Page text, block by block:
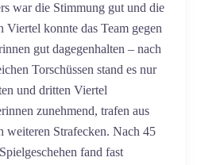
war die Stimmung gut und die
konnte das Team gegen
gut dagegenhalten – nach
Torschüssen stand es nur
und dritten Viertel
zunehmend, trafen aus
weiteren Strafecken. Nach 45
fand fast